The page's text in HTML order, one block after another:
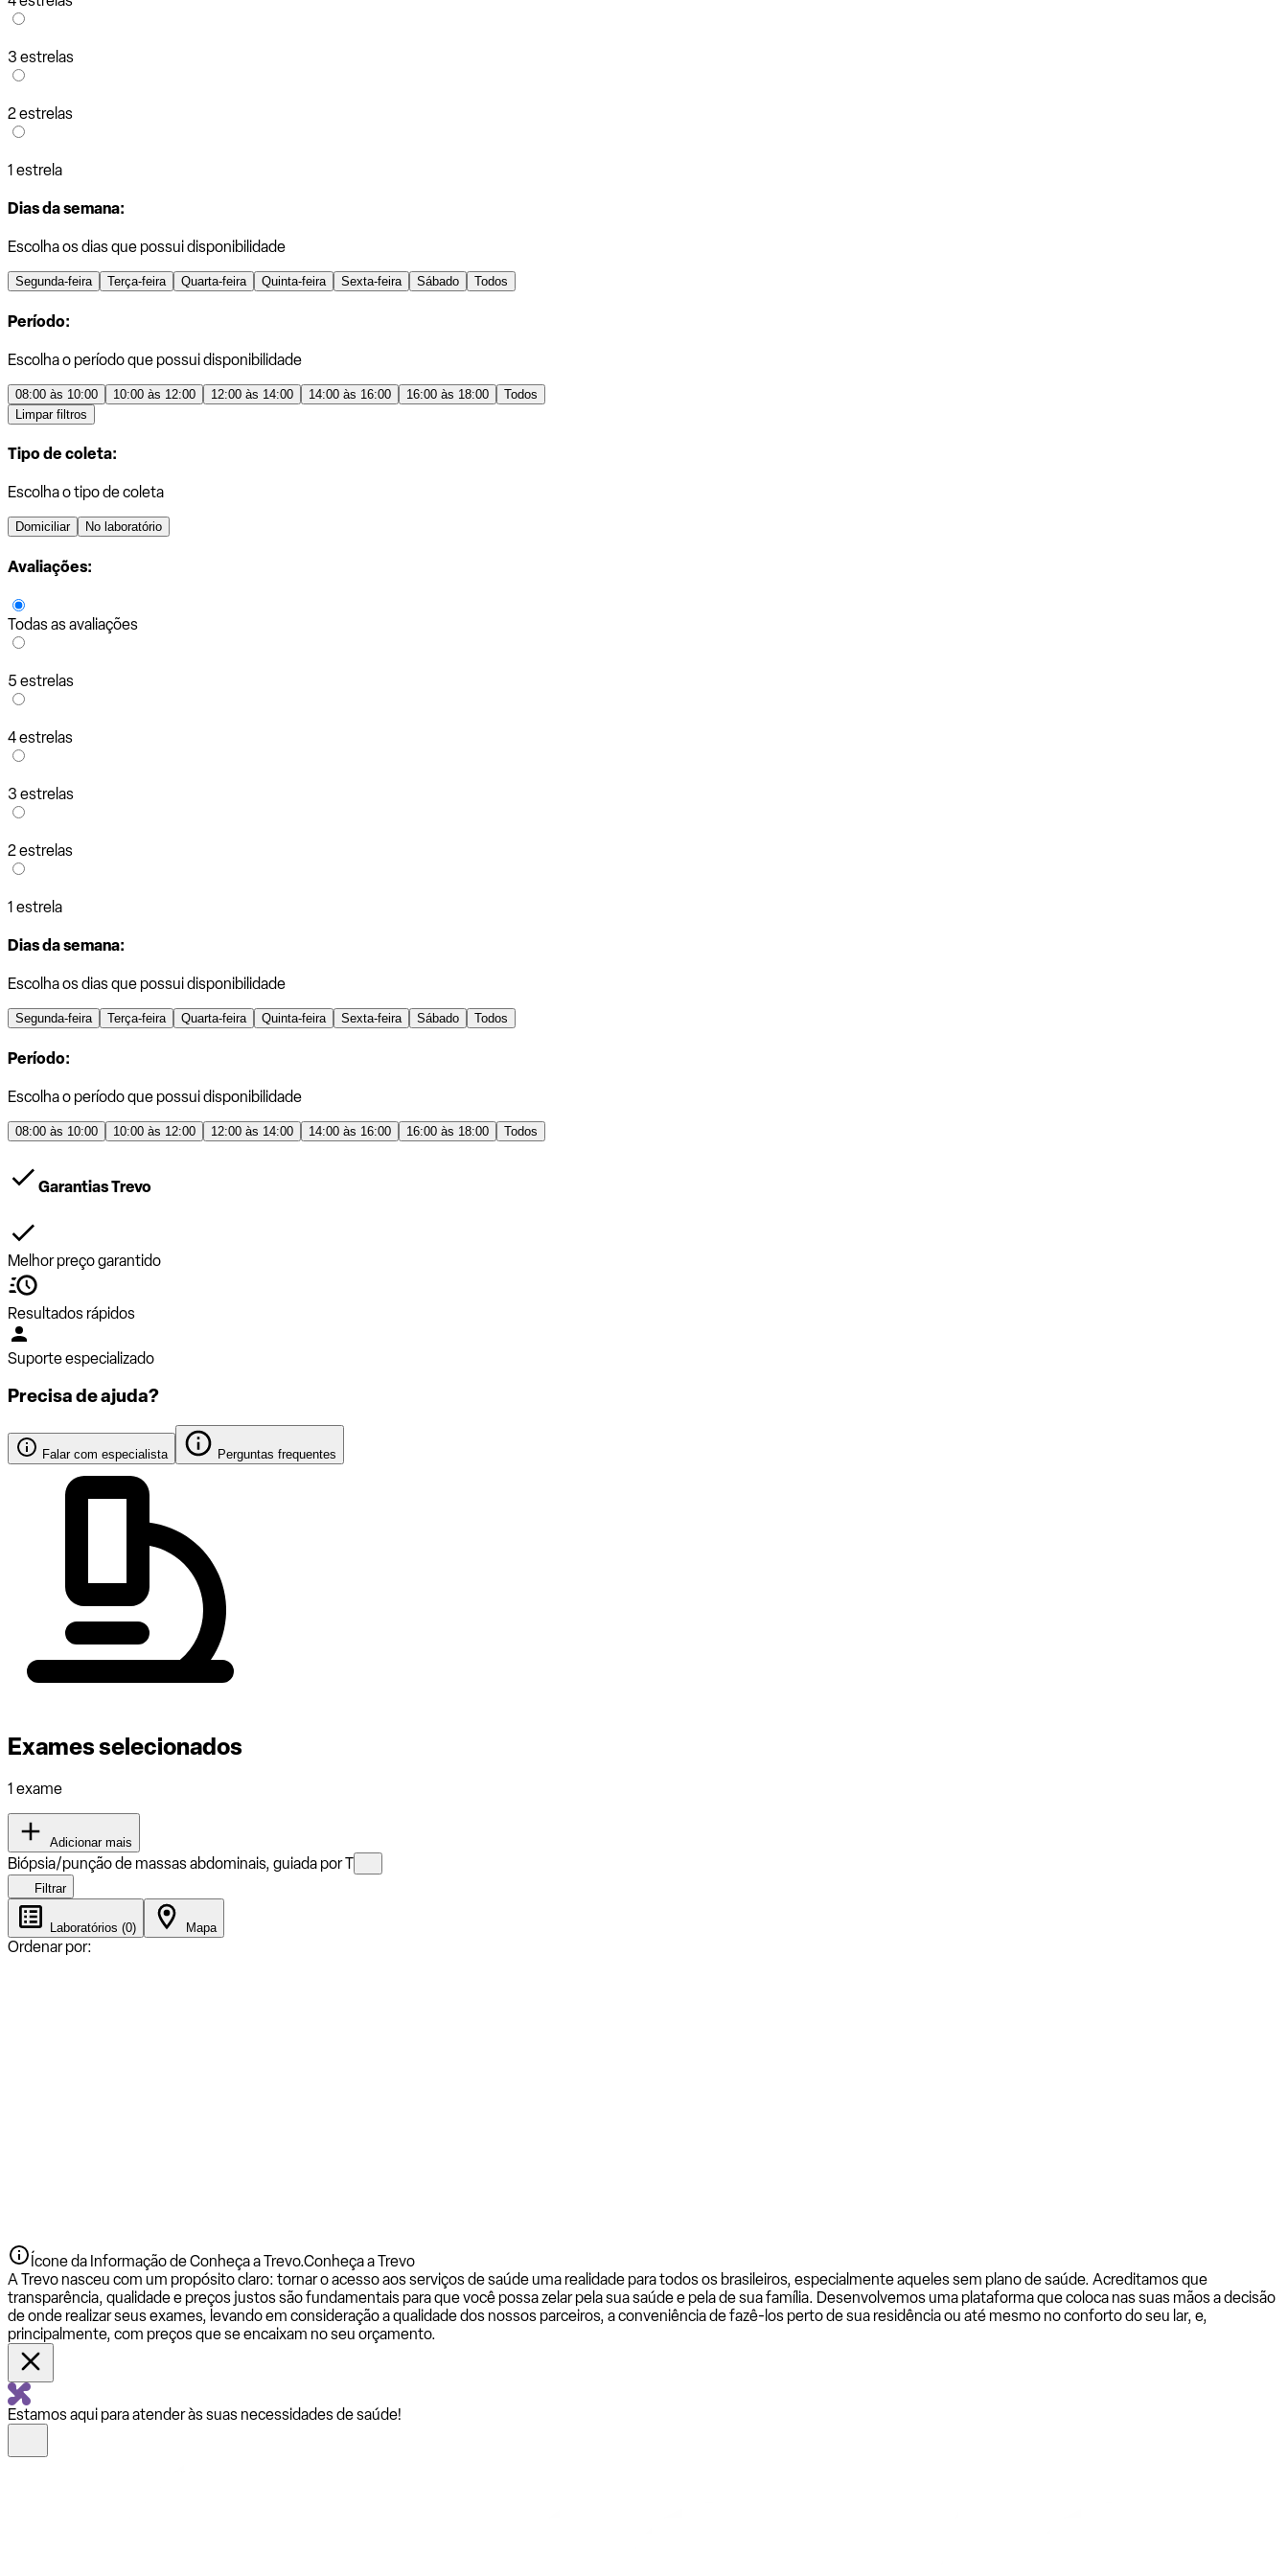
3 estrelas
2 estrelas
1 estrela
Dias da semana:
Escolha os dias que possui disponibilidade
Segunda-feira Terça-feira Quarta-feira Quinta-feira Sexta-feira Sábado Todos
Período:
Escolha o período que possui disponibilidade
08:00 às 10:00 10:00 às 12:00 12:00 às 14:00 14:00 às 16:00 16:00 às 18:00
Todos
Limpar filtros
Tipo de coleta:
Escolha o tipo de coleta
Domiciliar No laboratório
Avaliações:
Todas as avaliações
5 estrelas
4 estrelas
3 estrelas
2 estrelas
1 estrela
Dias da semana:
Escolha os dias que possui disponibilidade
Segunda-feira Terça-feira Quarta-feira Quinta-feira Sexta-feira Sábado Todos
Período:
Escolha o período que possui disponibilidade
08:00 às 10:00 10:00 às 12:00 12:00 às 14:00 14:00 às 16:00 16:00 às 18:00 Todos
Garantias Trevo
Melhor preço garantido
Resultados rápidos
Suporte especializado
Precisa de ajuda?
Falar com especialista Perguntas frequentes
Exames selecionados
1 exame
Adicionar mais
Biópsia/punção de massas abdominais, guiada por T
Filtrar
Laboratórios (0) Mapa
Ordenar por:
Ícone da Informação de Conheça a Trevo.Conheça a Trevo
A Trevo nasceu com um propósito claro: tornar o acesso aos serviços de saúde uma realidade para todos os brasileiros, especialmente aqueles sem plano de saúde. Acreditamos que
transparência, qualidade e preços justos são fundamentais para que você possa zelar pela sua saúde e pela de sua família. Desenvolvemos uma plataforma que coloca nas suas mãos a decisão
de onde realizar seus exames, levando em consideração a qualidade dos nossos parceiros, a conveniência de fazê-los perto de sua residência ou até mesmo no conforto do seu lar, e,
principalmente, com preços que se encaixam no seu orçamento.
Estamos aqui para atender às suas necessidades de saúde!